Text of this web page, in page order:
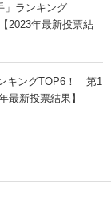
」ランキング
2023年最新投票結
キングTOP6！ 第1
最新投票結果】